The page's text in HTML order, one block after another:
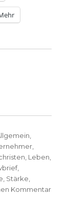
,
,
, Leben,
,
, Stärke,
Kommentarzu